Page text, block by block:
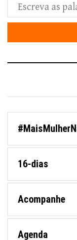
16-dias
Acompanhe
Agenda